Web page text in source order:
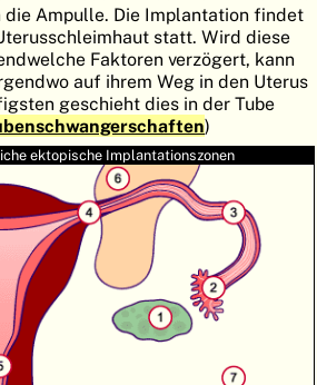
EMBRYOGENESE
ORGANOGENESE
ATLASEMBRYOLOGY
SUCHEN
HILFE
Ampulle. Die Implantation findet
statt. Wird diese
Faktoren verzögert, kann
auf ihrem Weg in den Uterus
geschieht dies in der Tube
)
ektopische Implantationszonen